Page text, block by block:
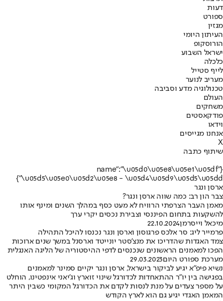
דעות
ספורט
מגזין
העיתון היומי
הורוסקופ
ישראל השבוע
כלכלה
לייף סטייל
מעריב לנוער
טכנולוגיה מדע וסביבה
העולם
משחקים
פודקאסטים
וידאו
אנחנו מגייסים
X
שיתוף כתבה
{"name":"\u05d0\u05e8\u05e1\u05df
\u05d5\u05e0\u05d2\u05e8 - \u05d4\u05d9\u05d5\u05dd"}
ארסן ונגר
צבר הון רב: כמה שווה ארסן ונגר?
מאמן העבר הצרפתי הרוויח לא מעט כסף במהלך השנים ומינף אותו
להשקעות בתחום הפיננסי וצבירת נכסים יקרי ערך
מיכאל וייסרמן22.10.2024
פרמייר ליג: סר אלכס פרגוסון וארסן ונגר נכנסו להיכל התהילה
צמד האגדות שהדריכו את מנצ'סטר יונייטד וארסנל במשך שנים ארוכות
הפכו למאמנים הראשונים שנכנסים לדפי ההיסטוריה של הליגה האנגלית
מערכת ספורט היום29.03.2023
נשיא פיפ"א יגיע לביקור בישראל, ארסן ונגר יקיים סמינר למאמנים
בפגישה בין יו"ר ההתאחדות לכדורגל שינוי זוארץ וג'יאני אינפטינו, הוחלט
על מספר צעדים על מנת לנסות לקדם את הכדורגל המקומי כשבין היתר
המאמן האגדי יגיע גם הוא לארץ הקודש